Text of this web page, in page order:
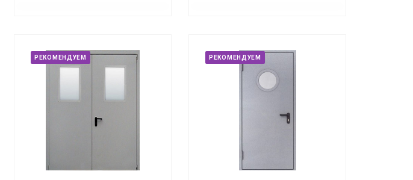
РЕКОМЕНДУЕМ РЕКОМЕНДУЕМ